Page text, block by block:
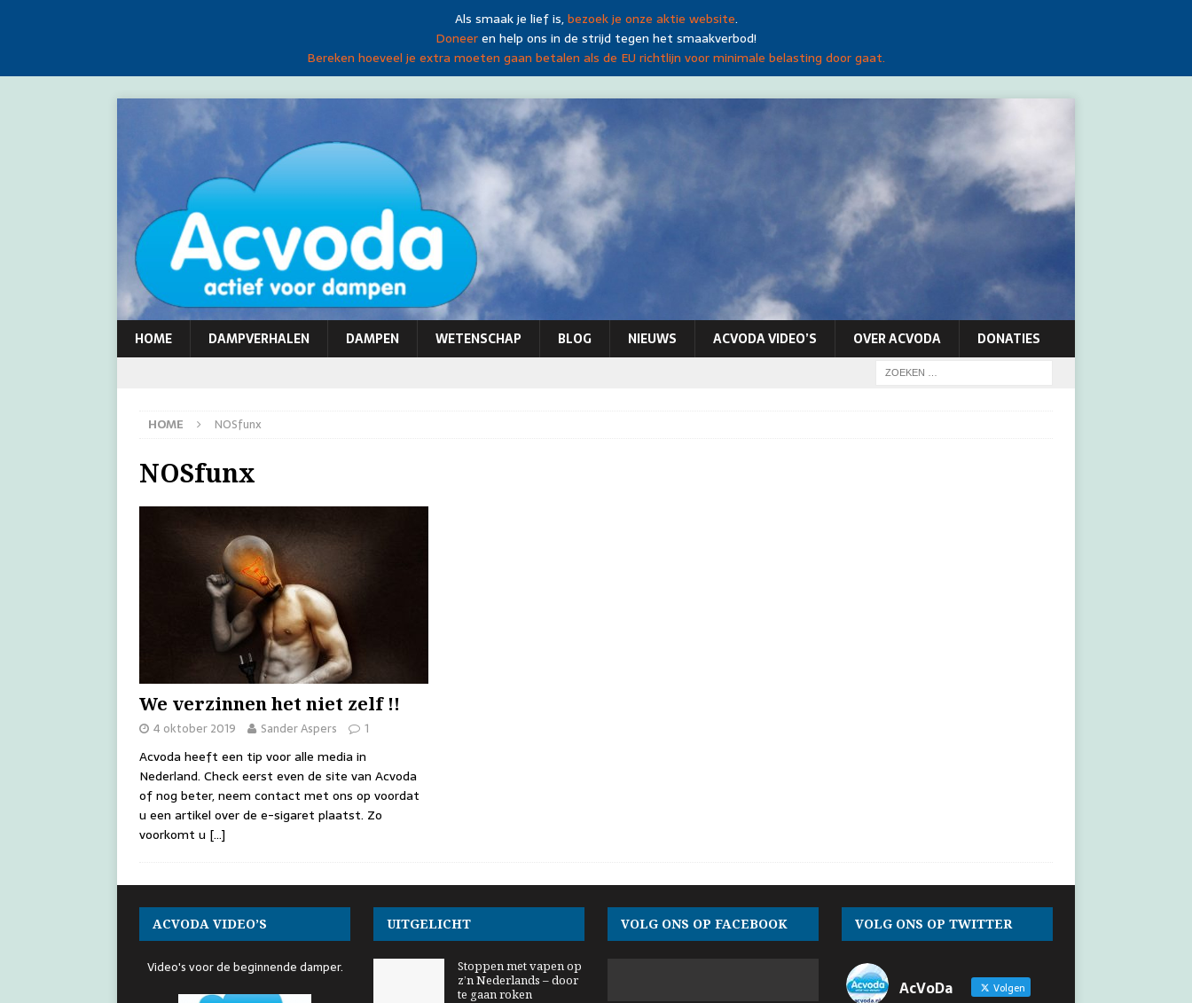
Als smaak je lief is,bezoek je onze aktie website.
Doneeren help ons in de strijd tegen het smaakverbod!
Bereken hoeveel je extra moeten gaan betalen als de EU richtlijn voor minimale belasting door gaat.
HOME DAMPVERHALEN DAMPEN WETENSCHAP BLOG NIEUWS ACVODA VIDEO’S OVER ACVODA DONATIES
HOME NOSfunx
NOSfunx
We verzinnen het niet zelf !!
4 oktober 2019 Sander Aspers 1
Acvoda heeft een tip voor alle media in
Nederland. Check eerst even de site van Acvoda
of nog beter, neem contact met ons op voordat
u een artikel over de e-sigaret plaatst. Zo
voorkomt u […]
ACVODA VIDEO’S
Video's voor de beginnende damper.
UITGELICHT
Stoppen met vapen op
z’n Nederlands – door
te gaan roken
VOLG ONS OP FACEBOOK VOLG ONS OP TWITTER
AcVoDa Volgen